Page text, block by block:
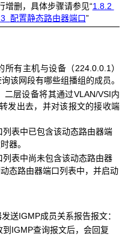
增删，具体步骤请参见“1.8.2
配置静态路由器端口”
有主机与设备（224.0.0.1）
该网段有哪些组播组的成员。
层设备将其通过VLAN/VSI内
发出去，并对该报文的接收端
表中已包含该动态路由器端
器。
表中尚未包含该动态路由器
态路由器端口列表中，并启动
送IGMP成员关系报告报文：
IGMP查询报文后，会回复